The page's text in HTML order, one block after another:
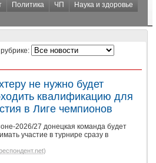
Политика ЧП
Наука и здоровье
не нужно будет
квалификацию для
в Лиге чемпионов
2026/27 донецкая команда будет
участие в турнире сразу в
)